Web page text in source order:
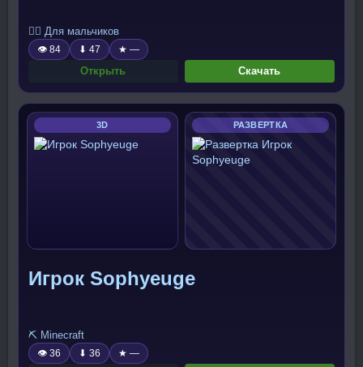
🧍‍♂️ Для мальчиков
👁 84 ⬇ 47 ★ —
Открыть Скачать
3D РАЗВЕРТКА
Игрок Sophyeuge
⛏️ Minecraft
👁 36 ⬇ 36 ★ —